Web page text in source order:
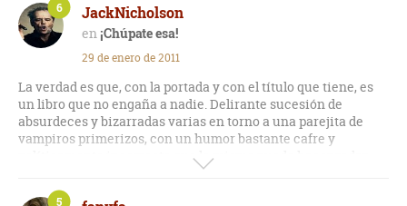
JackNicholson
¡Chúpate esa!
6
29 de enero de 2011
La verdad es que, con la portada y con el título que tiene, es
un libro que no engaña a nadie. Delirante sucesión de
absurdeces y bizarradas varias en torno a una parejita de
vampiros primerizos, con un humor bastante cafre y
políticamente incorrecto que lo mismo puede hacer rodar
por el suelo de la risa, que provocar indignación o
indiferencia, dependiendo si uno simpatiza o no con la
5